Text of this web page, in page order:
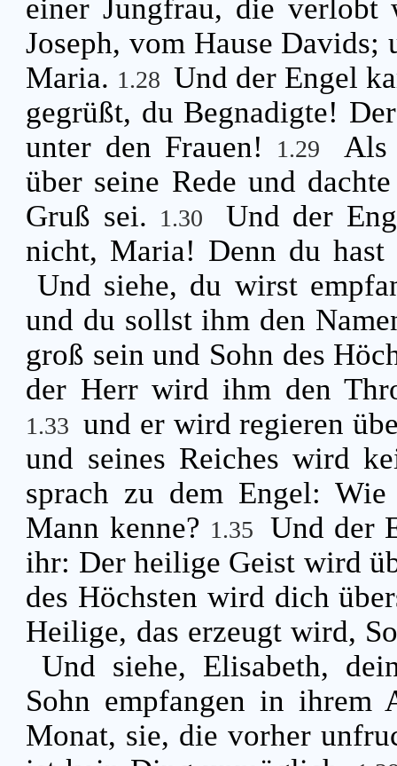
einer Jungfrau, die verlobt
Joseph, vom Hause Davids;
Maria. 1.28 Und der Engel
gegrüßt, du Begnadigte!
unter den Frauen!
1.29
Als
über seine Rede und
Gruß sei. 1.30
Und der
nicht, Maria! Denn du
Und siehe, du wirst
und du sollst ihm den
groß sein und Sohn des
der Herr wird ihm den
1.33 und er wird regieren
und seines Reiches wird
sprach zu dem Engel:
Mann kenne? 1.35
Und der
ihr: Der heilige Geist wird
des Höchsten wird dich
Heilige, das erzeugt wird,
Und siehe, Elisabeth,
Sohn empfangen in ihrem
Monat, sie, die vorher